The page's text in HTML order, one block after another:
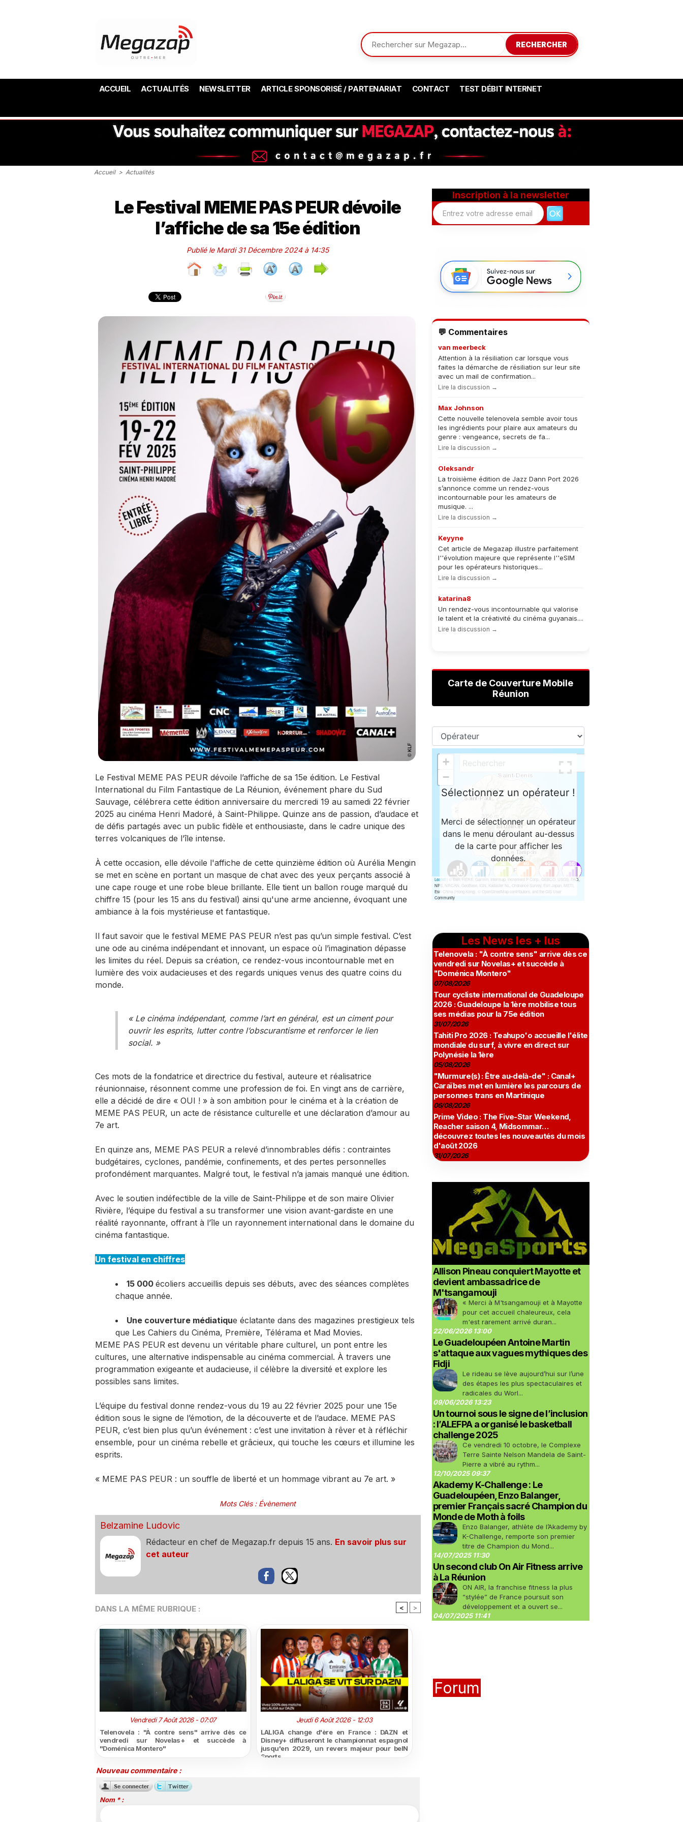
RECHERCHER
ACCUEIL ACTUALITÉS NEWSLETTER ARTICLE SPONSORISÉ / PARTENARIAT CONTACT TEST DÉBIT INTERNET
Accueil > Actualités
Le Festival MEME PAS PEUR dévoile
l’affiche de sa 15e édition
Publié le Mardi 31 Décembre 2024 à 14:35
Le Festival MEME PAS PEUR dévoile l’affiche de sa 15e édition. Le Festival
International du Film Fantastique de La Réunion, événement phare du Sud
Sauvage, célébrera cette édition anniversaire du mercredi 19 au samedi 22 février
2025 au cinéma Henri Madoré, à Saint-Philippe. Quinze ans de passion, d’audace et
de défis partagés avec un public fidèle et enthousiaste, dans le cadre unique des
terres volcaniques de l’île intense.
À cette occasion, elle dévoile l'affiche de cette quinzième édition où Aurélia Mengin
se met en scène en portant un masque de chat avec des yeux perçants associé à
une cape rouge et une robe bleue brillante. Elle tient un ballon rouge marqué du
chiffre 15 (pour les 15 ans du festival) ainsi qu'une arme ancienne, évoquant une
ambiance à la fois mystérieuse et fantastique.
Il faut savoir que le festival MEME PAS PEUR n’est pas qu’un simple festival. C’est
une ode au cinéma indépendant et innovant, un espace où l’imagination dépasse
les limites du réel. Depuis sa création, ce rendez-vous incontournable met en
lumière des voix audacieuses et des regards uniques venus des quatre coins du
monde.
« Le cinéma indépendant, comme l’art en général, est un ciment pour
ouvrir les esprits, lutter contre l’obscurantisme et renforcer le lien
social. »
Ces mots de la fondatrice et directrice du festival, auteure et réalisatrice
réunionnaise, résonnent comme une profession de foi. En vingt ans de carrière,
elle a décidé de dire « OUI ! » à son ambition pour le cinéma et à la création de
MEME PAS PEUR, un acte de résistance culturelle et une déclaration d’amour au
7e art.
En quinze ans, MEME PAS PEUR a relevé d’innombrables défis : contraintes
budgétaires, cyclones, pandémie, confinements, et des pertes personnelles
profondément marquantes. Malgré tout, le festival n’a jamais manqué une édition.
Avec le soutien indéfectible de la ville de Saint-Philippe et de son maire Olivier
Rivière, l’équipe du festival a su transformer une vision avant-gardiste en une
réalité rayonnante, offrant à l’île un rayonnement international dans le domaine du
cinéma fantastique.
Un festival en chiffres
15 000 écoliers accueillis depuis ses débuts, avec des séances complètes
chaque année.
Une couverture médiatique éclatante dans des magazines prestigieux tels
que Les Cahiers du Cinéma, Première, Télérama et Mad Movies.
MEME PAS PEUR est devenu un véritable phare culturel, un pont entre les
cultures, une alternative indispensable au cinéma commercial. À travers une
programmation exigeante et audacieuse, il célèbre la diversité et explore les
possibles sans limites.
L’équipe du festival donne rendez-vous du 19 au 22 février 2025 pour une 15e
édition sous le signe de l’émotion, de la découverte et de l’audace. MEME PAS
PEUR, c’est bien plus qu’un événement : c’est une invitation à rêver et à réfléchir
ensemble, pour un cinéma rebelle et grâcieux, qui touche les cœurs et illumine les
esprits.
« MEME PAS PEUR : un souffle de liberté et un hommage vibrant au 7e art. »
Mots Clés: Évènement
Belzamine Ludovic
Rédacteur en chef de Megazap.fr depuis 15 ans. En savoir plus sur
cet auteur
DANS LA MÊME RUBRIQUE : < >
Vendredi 7 Août 2026 - 07:07
Telenovela : "À contre sens" arrive dès ce
vendredi sur Novelas+ et succède à
"Doménica Montero"
Jeudi 6 Août 2026 - 12:03
LALIGA change d'ère en France : DAZN et
Disney+ diffuseront le championnat espagnol
jusqu'en 2029, un revers majeur pour beIN
Sports
Nouveau commentaire :
Nom * :
Inscription à la newsletter
💬 Commentaires
van meerbeck
Attention à la résiliation car lorsque vous
faites la démarche de résiliation sur leur site
avec un mail de confirmation...
Lire la discussion →
Max Johnson
Cette nouvelle telenovela semble avoir tous
les ingrédients pour plaire aux amateurs du
genre : vengeance, secrets de fa...
Lire la discussion →
Oleksandr
La troisième édition de Jazz Dann Port 2026
s’annonce comme un rendez-vous
incontournable pour les amateurs de
musique. ...
Lire la discussion →
Keyyne
Cet article de Megazap illustre parfaitement
l''évolution majeure que représente l''eSIM
pour les opérateurs historiques...
Lire la discussion →
katarina8
Un rendez-vous incontournable qui valorise
le talent et la créativité du cinéma guyanais....
Lire la discussion →
Carte de Couverture Mobile
Réunion
Les News les + lus
Telenovela : "À contre sens" arrive dès ce
vendredi sur Novelas+ et succède à
"Doménica Montero"
07/08/2026
Tour cycliste international de Guadeloupe
2026 : Guadeloupe la 1ère mobilise tous
ses médias pour la 75e édition
31/07/2026
Tahiti Pro 2026 : Teahupo'o accueille l'élite
mondiale du surf, à vivre en direct sur
Polynésie la 1ère
05/08/2026
"Murmure(s) : Être au-delà-de" : Canal+
Caraïbes met en lumière les parcours de
personnes trans en Martinique
06/08/2026
Prime Video : The Five-Star Weekend,
Reacher saison 4, Midsommar…
découvrez toutes les nouveautés du mois
d'août 2026
31/07/2026
Allison Pineau conquiert Mayotte et
devient ambassadrice de
M'tsangamouji
« Merci à M'tsangamouji et à Mayotte
pour cet accueil chaleureux, cela
m'est rarement arrivé duran...
22/06/2026 13:00
Le Guadeloupéen Antoine Martin
s'attaque aux vagues mythiques des
Fidji
Le rideau se lève aujourd’hui sur l’une
des étapes les plus spectaculaires et
radicales du Worl...
09/06/2026 13:23
Un tournoi sous le signe de l’inclusion
: l’ALEFPA a organisé le basketball
challenge 2025
Ce vendredi 10 octobre, le Complexe
Terre Sainte Nelson Mandela de Saint-
Pierre a vibré au rythm...
12/10/2025 09:37
Akademy K-Challenge : Le
Guadeloupéen, Enzo Balanger,
premier Français sacré Champion du
Monde de Moth à foils
Enzo Balanger, athlète de l’Akademy by
K-Challenge, remporte son premier
titre de Champion du Mond...
14/07/2025 11:30
Un second club On Air Fitness arrive
à La Réunion
ON AIR, la franchise fitness la plus
“stylée” de France poursuit son
développement et a ouvert se...
04/07/2025 11:41
Forum